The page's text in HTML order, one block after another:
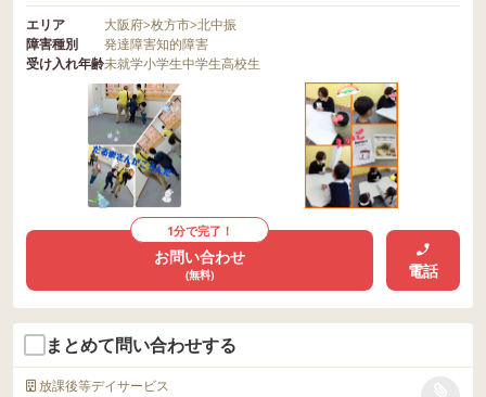
エリア 大阪府>枚方市>北中振
障害種別
発達障害知的障害
受け入れ年齢未就学小学生中学生高校生
1分で完了！
お問い合わせ
(無料) 電話
まとめて問い合わせする
放課後等デイサービス